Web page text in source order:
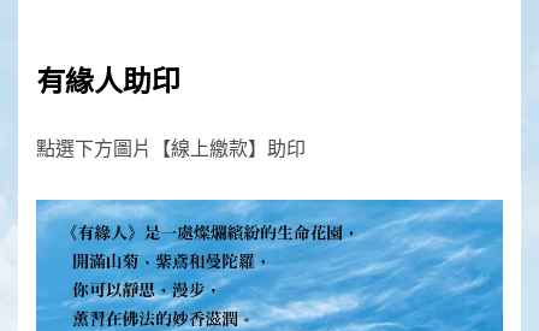
有緣人助印
點選下方圖片【線上繳款】助印